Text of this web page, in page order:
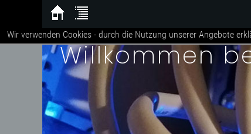
Willkommen
Wir verwenden Cookies - durch die Nutzung unserer Angebote